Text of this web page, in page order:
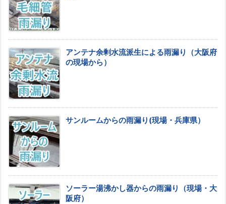
アンテナ余剰水流派生による雨漏り（大阪府
の現場から）
サンルームからの雨漏り(現場・兵庫県）
ソーラー湯沸かし器からの雨漏り（現場・大
阪府）